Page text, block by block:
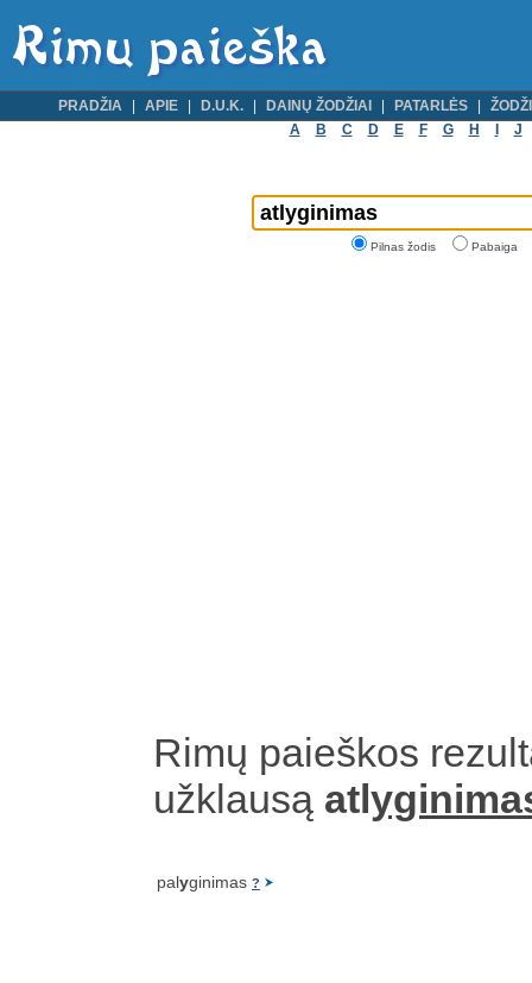
PRADŽIA APIE D.U.K. DAINŲ ŽODŽIAI PATARLĖS
A
B C D E F G H J
Pilnas žodis Pabaiga
Rimų paieškos
užklausą atl
palyginimas ?